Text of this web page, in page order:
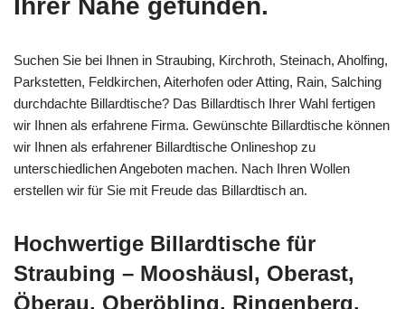
Ihrer Nähe gefunden.
Suchen Sie bei Ihnen in Straubing, Kirchroth, Steinach, Aholfing,
Parkstetten, Feldkirchen, Aiterhofen oder Atting, Rain, Salching
durchdachte Billardtische? Das Billardtisch Ihrer Wahl fertigen
wir Ihnen als erfahrene Firma. Gewünschte Billardtische können
wir Ihnen als erfahrener Billardtische Onlineshop zu
unterschiedlichen Angeboten machen. Nach Ihren Wollen
erstellen wir für Sie mit Freude das Billardtisch an.
Hochwertige Billardtische für
Straubing – Mooshäusl, Oberast,
Öberau, Oberöbling, Ringenberg,